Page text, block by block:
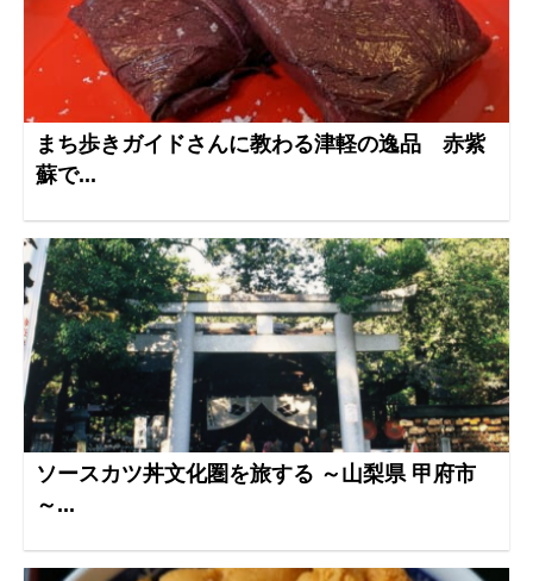
まち歩きガイドさんに教わる津軽の逸品 赤紫
蘇で...
ソースカツ丼文化圏を旅する ～山梨県 甲府市
～...